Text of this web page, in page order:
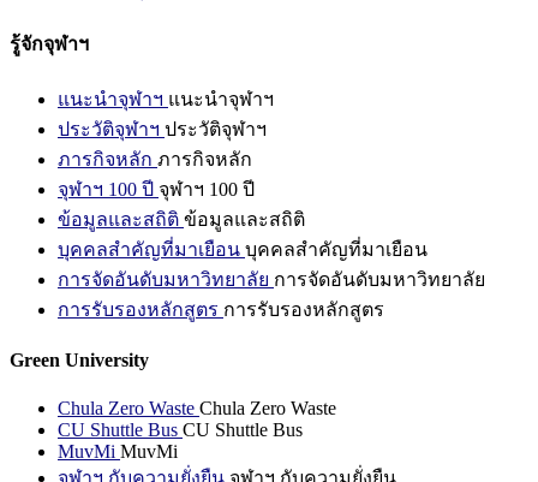
รู้จักจุฬาฯ
แนะนำจุฬาฯ แนะนำจุฬาฯ
ประวัติจุฬาฯ ประวัติจุฬาฯ
ภารกิจหลัก ภารกิจหลัก
จุฬาฯ 100 ปี จุฬาฯ 100 ปี
ข้อมูลและสถิติ ข้อมูลและสถิติ
บุคคลสำคัญที่มาเยือน บุคคลสำคัญที่มาเยือน
การจัดอันดับมหาวิทยาลัย การจัดอันดับมหาวิทยาลัย
การรับรองหลักสูตร การรับรองหลักสูตร
Green University
Chula Zero Waste Chula Zero Waste
CU Shuttle Bus CU Shuttle Bus
MuvMi MuvMi
จุฬาฯ กับความยั่งยืน จุฬาฯ กับความยั่งยืน